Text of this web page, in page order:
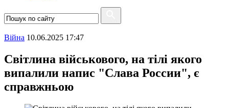
Війна 10.06.2025 17:47
Світлина військового, на тілі якого
випалили напис "Слава России", є
справжньою